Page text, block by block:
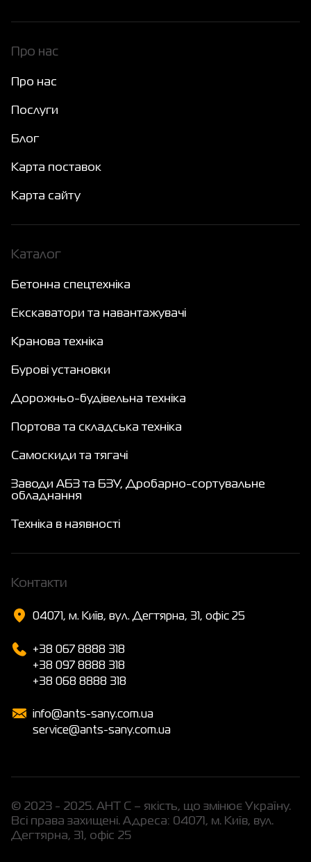
© 2023 - 2025. АНТ С – якість, що змінює Україну.
Всі права захищені. Адреса: 04071, м. Київ, вул.
Дегтярна, 31, офіс 25
Про нас
Про нас
Послуги
Блог
Карта поставок
Карта сайту
Каталог
Бетонна спецтехніка
Екскаватори та навантажувачі
Кранова техніка
Бурові установки
Дорожньо-будівельна техніка
Портова та складська техніка
Самоскиди та тягачі
Заводи АБЗ та БЗУ, Дробарно-сортувальне
обладнання
Техніка в наявності
Контакти
04071, м. Київ, вул. Дегтярна, 31, офіс 25
+38 067 8888 318
+38 097 8888 318
+38 068 8888 318
info@ants-sany.com.ua
service@ants-sany.com.ua